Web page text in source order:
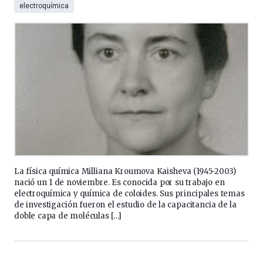
electroquímica
La física química Milliana Kroumova Kaisheva (1945-2003)
nació un 1 de noviembre. Es conocida por su trabajo en
electroquímica y química de coloides. Sus principales temas
de investigación fueron el estudio de la capacitancia de la
doble capa de moléculas […]